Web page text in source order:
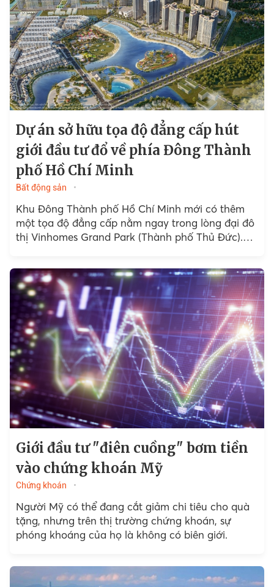
Dự án sở hữu tọa độ đẳng cấp hút
giới đầu tư đổ về phía Đông Thành
phố Hồ Chí Minh
Bất động sản
Khu Đông Thành phố Hồ Chí Minh mới có thêm
một tọa độ đẳng cấp nằm ngay trong lòng đại đô
thị Vinhomes Grand Park (Thành phố Thủ Đức).
Giới đầu tư "điên cuồng" bơm tiền
vào chứng khoán Mỹ
Chứng khoán
Người Mỹ có thể đang cắt giảm chi tiêu cho quà
tặng, nhưng trên thị trường chứng khoán, sự
phóng khoáng của họ là không có biên giới.